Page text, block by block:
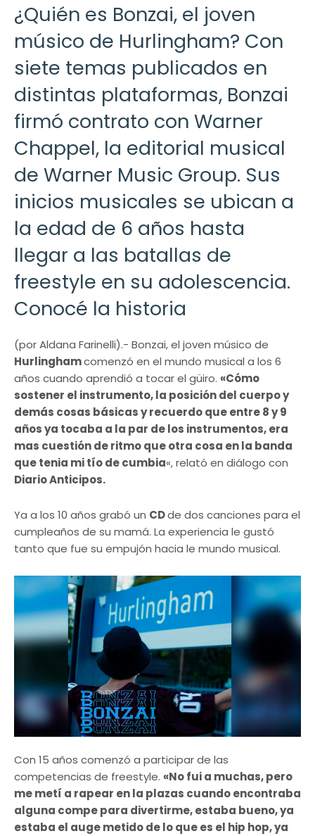
¿Quién es Bonzai, el joven
músico de Hurlingham? Con
siete temas publicados en
distintas plataformas, Bonzai
firmó contrato con Warner
Chappel, la editorial musical
de Warner Music Group. Sus
inicios musicales se ubican a
la edad de 6 años hasta
llegar a las batallas de
freestyle en su adolescencia.
Conocé la historia
(por Aldana Farinelli).- Bonzai, el joven músico de
Hurlinghamcomenzó en el mundo musical a los 6
años cuando aprendió a tocar el güiro. «Cómo
sostener el instrumento, la posición del cuerpo y
demás cosas básicas y recuerdo que entre 8 y 9
años ya tocaba a la par de los instrumentos, era
mas cuestión de ritmo que otra cosa en la banda
que tenia mi tío de cumbia«, relató en diálogo con
Diario Anticipos.
Ya a los 10 años grabó un CDde dos canciones para el
cumpleaños de su mamá. La experiencia le gustó
tanto que fue su empujón hacia le mundo musical.
Con 15 años comenzó a participar de las
competencias de freestyle. «No fui a muchas, pero
me metí a rapear en la plazas cuando encontraba
alguna compe para divertirme, estaba bueno, ya
estaba el auge metido de lo que es el hip hop, ya